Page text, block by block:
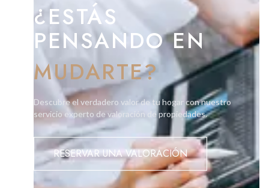
¿ESTÁS
PENSANDO EN
MUDARTE?
Descubre el verdadero valor de tu hogar con nuestro
servicio experto de valoración de propiedades.
RESERVAR UNA VALORACIÓN